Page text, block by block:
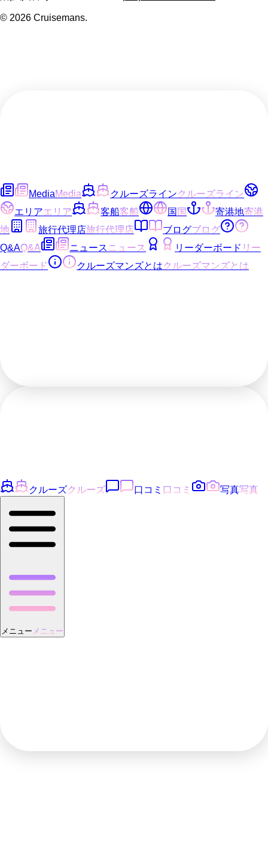
© 2026 Cruisemans.
MediaMedia クルーズラインクルーズライン
エリアエリア 客船客船 国 国 寄港地寄港
地
旅行代理店旅行代理店 ブログブログ
Q&AQ&A ニュースニュース リーダーボード リー
ダーボード
クルーズマンズとはクルーズマンズとは
クルーズクルーズ 口コミ 口コミ 写真写真
メニュー メニュー